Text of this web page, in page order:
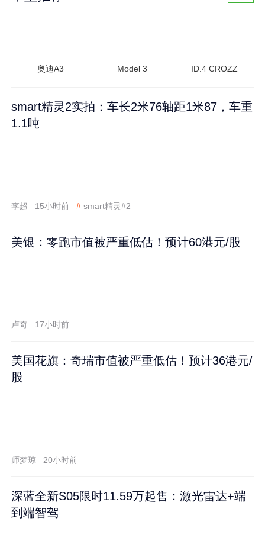
奥迪A3 Model 3 ID.4 CROZZ
smart精灵2实拍：车长2米76轴距1米87，车重
1.1吨
李超 15小时前 # smart精灵#2
美银：零跑市值被严重低估！预计60港元/股
卢奇 17小时前
美国花旗：奇瑞市值被严重低估！预计36港元/
股
师梦琼 20小时前
深蓝全新S05限时11.59万起售：激光雷达+端
到端智驾